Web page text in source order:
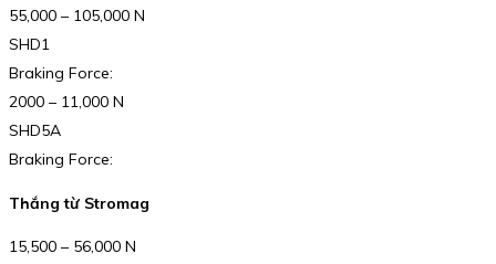
55,000 – 105,000 N
SHD1
Braking Force:
2000 – 11,000 N
SHD5A
Braking Force:
Thắng từ Stromag
15,500 – 56,000 N